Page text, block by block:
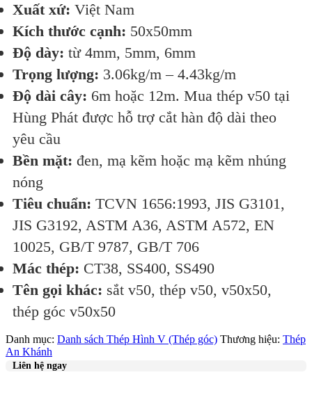
Xuất xứ: Việt Nam
Kích thước cạnh: 50x50mm
Độ dày: từ 4mm, 5mm, 6mm
Trọng lượng: 3.06kg/m – 4.43kg/m
Độ dài cây: 6m hoặc 12m. Mua thép v50 tại
Hùng Phát được hỗ trợ cắt hàn độ dài theo
yêu cầu
Bền mặt: đen, mạ kẽm hoặc mạ kẽm nhúng
nóng
Tiêu chuẩn: TCVN 1656:1993, JIS G3101,
JIS G3192, ASTM A36, ASTM A572, EN
10025, GB/T 9787, GB/T 706
Mác thép: CT38, SS400, SS490
Tên gọi khác: sắt v50, thép v50, v50x50,
thép góc v50x50
Danh mục: Danh sách Thép Hình V (Thép góc) Thương hiệu: Thép
An Khánh
Liên hệ ngay